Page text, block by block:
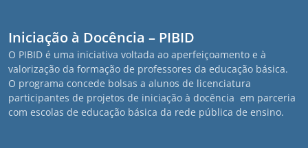
Iniciação à Docência – PIBID
O PIBID é uma iniciativa voltada ao aperfeiçoamento e à
valorização da formação de professores da educação básica.
O programa concede bolsas a alunos de licenciatura
participantes de projetos de iniciação à docência em parceria
com escolas de educação básica da rede pública de ensino.